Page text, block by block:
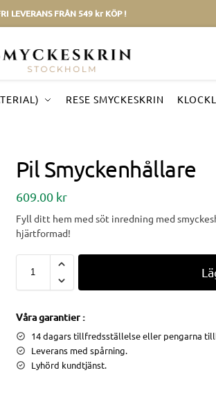
LEVERANS FRÅN 549 kr KÖP !
RESE SMYCKESKRIN
Pil Smyckenhållare
609.00 kr
Fyll ditt hem med söt inredning med
hjärtformad!
Våra garantier :
14 dagars tillfredsställelse eller pengarna
Leverans med spårning.
Lyhörd kundtjänst.